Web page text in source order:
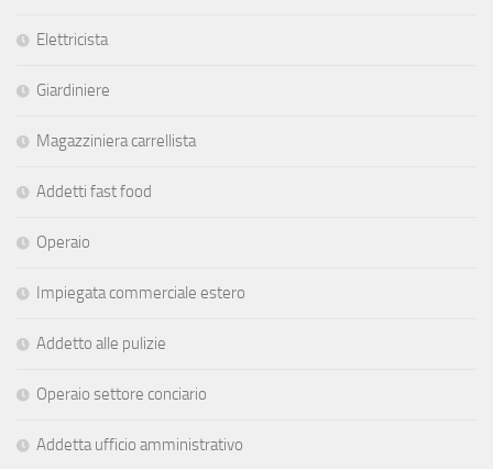
Elettricista
Giardiniere
Magazziniera carrellista
Addetti fast food
Operaio
Impiegata commerciale estero
Addetto alle pulizie
Operaio settore conciario
Addetta ufficio amministrativo